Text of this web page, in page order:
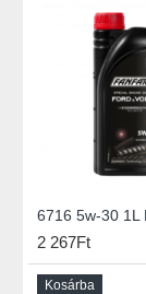
6716 5w-30 1L
2 267Ft
Kosárba